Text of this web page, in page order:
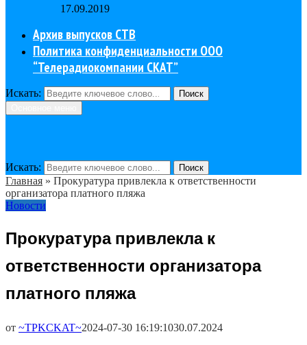
17.09.2019
Архив выпусков СТВ
Политика конфиденциальности ООО
“Телерадиокомпании СКАТ”
Искать:
Поиск
Искать: Поиск
Главная » Прокуратура привлекла к ответственности
организатора платного пляжа
Новости
Прокуратура привлекла к
ответственности организатора
платного пляжа
от ~TPKCKAT~2024-07-30 16:19:1030.07.2024